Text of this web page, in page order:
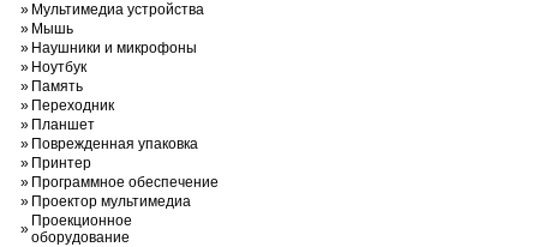
» Мультимедиа устройства
» Мышь
» Наушники и микрофоны
» Ноутбук
» Память
» Переходник
» Планшет
» Поврежденная упаковка
» Принтер
» Программное обеспечение
» Проектор мультимедиа
» Проекционное
оборудование